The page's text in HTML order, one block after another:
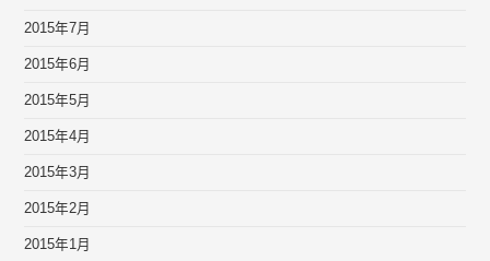
2015年7月
2015年6月
2015年5月
2015年4月
2015年3月
2015年2月
2015年1月